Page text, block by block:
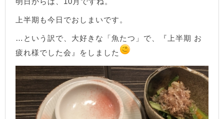
上半期も今日でおしまいです。
…という訳で、大好きな「魚たつ」で、『上半期 お
疲れ様でした会』をしました